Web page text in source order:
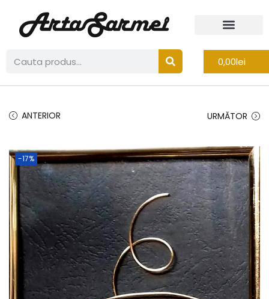
0,00lei
ANTERIOR URMĂTOR
-17%